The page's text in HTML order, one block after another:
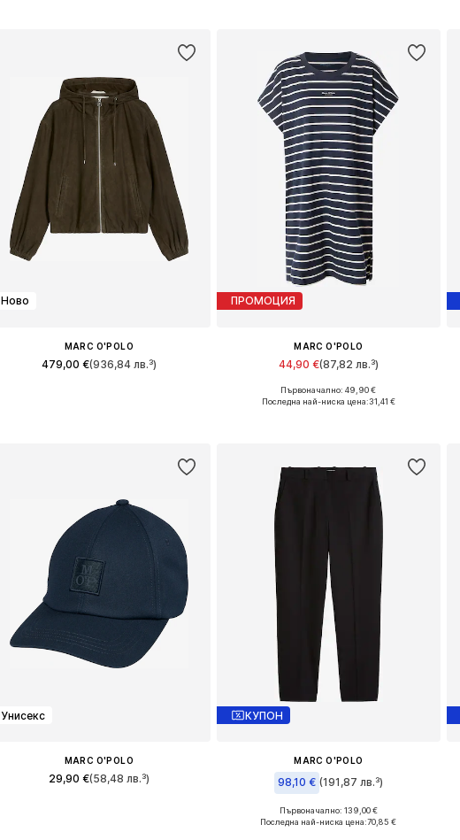
Ново
MARC O'POLO
479,00 €(936,84 лв.³)
ПРОМОЦИЯ
MARC O'POLO
44,90 €(87,82 лв.³)
Налични размери: S, M, L, XL
Първоначално: 49,90 €
Последна най-ниска цена:31,41 €
Унисекс
MARC O'POLO
29,90 €(58,48 лв.³)
КУПОН
MARC O'POLO
98,10 € (191,87 лв.³)
Налични размери: 36 x стандартен
Първоначално: 139,00 €
Последна най-ниска цена:70,85 €